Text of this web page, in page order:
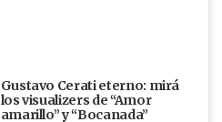
Gustavo Cerati eterno: mirá
los visualizers de “Amor
amarillo” y “Bocanada”